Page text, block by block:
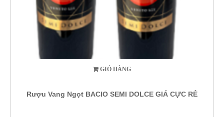
GIỎ HÀNG
Rượu Vang Ngọt BACIO SEMI DOLCE GIÁ CỰC RẺ